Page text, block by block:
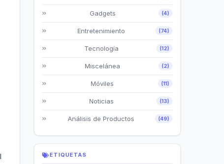
Gadgets (4)
Entretenimiento (74)
Tecnología (12)
Miscelánea (2)
Móviles (11)
Noticias (13)
Análisis de Productos (49)
ETIQUETAS